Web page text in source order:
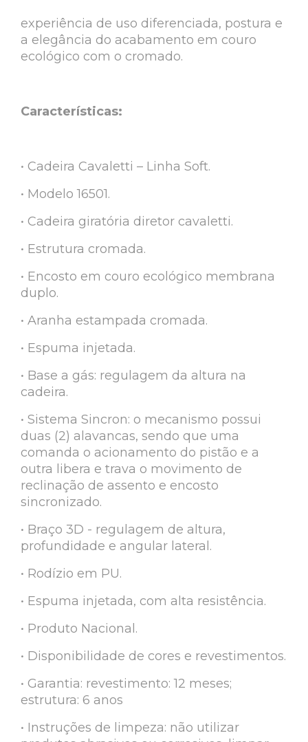
experiência de uso diferenciada, postura e
a elegância do acabamento em couro
ecológico com o cromado.
Características:
• Cadeira Cavaletti – Linha Soft.
• Modelo 16501.
• Cadeira giratória diretor cavaletti.
• Estrutura cromada.
• Encosto em couro ecológico membrana
duplo.
• Aranha estampada cromada.
• Espuma injetada.
• Base a gás: regulagem da altura na
cadeira.
• Sistema Sincron: o mecanismo possui
duas (2) alavancas, sendo que uma
comanda o acionamento do pistão e a
outra libera e trava o movimento de
reclinação de assento e encosto
sincronizado.
• Braço 3D - regulagem de altura,
profundidade e angular lateral.
• Rodízio em PU.
• Espuma injetada, com alta resistência.
• Produto Nacional.
• Disponibilidade de cores e revestimentos.
• Garantia: revestimento: 12 meses;
estrutura: 6 anos
• Instruções de limpeza: não utilizar